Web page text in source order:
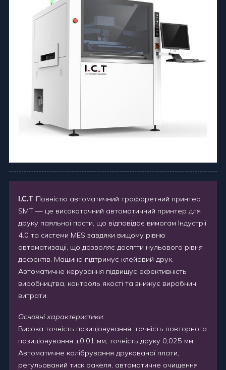
I.C.T Повністю автоматичний трафаретний принтер
SMT — це високоточний автоматичний принтер для
друку паяльної пасти, що відповідає вимогам Індустрії
4.0 та системи MES завдяки вищому рівню
автоматизації, що дозволяє досягти нульового рівня
дефектів. Машина підтримує клейовий друк.
Автоматичне керування підвищує ефективність
виробництва, контроль якості та знижує виробничі
витрати.
Основні характеристики:
Висока точність позиціонування: точність повторного
позиціонування ±0,01 мм, точність друку 0,025 мм.
Автоматичне калібрування друкованої плати,
регульований тиск ракеля, автоматичне очищення